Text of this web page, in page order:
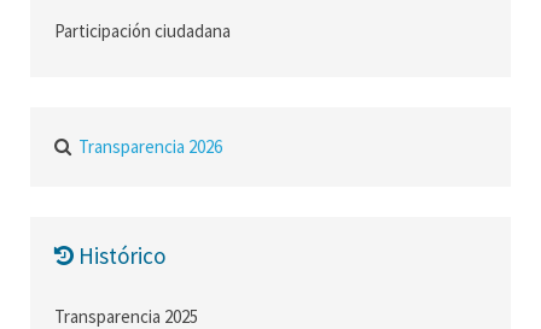
Participación ciudadana
Transparencia 2026
Histórico
Transparencia 2025